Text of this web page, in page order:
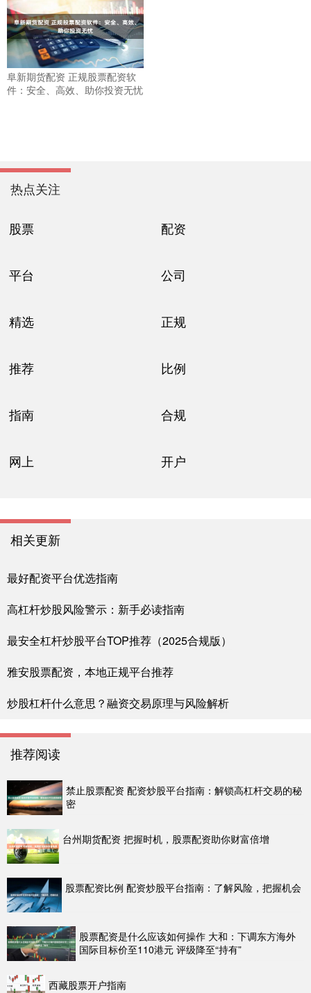
阜新期货配资 正规股票配资软
件：安全、高效、助你投资无忧
热点关注
股票 配资
平台 公司
精选 正规
推荐 比例
指南 合规
网上 开户
相关更新
最好配资平台优选指南
高杠杆炒股风险警示：新手必读指南
最安全杠杆炒股平台TOP推荐（2025合规版）
雅安股票配资，本地正规平台推荐
炒股杠杆什么意思？融资交易原理与风险解析
推荐阅读
禁止股票配资 配资炒股平台指南：解锁高杠杆交易的秘
密
台州期货配资 把握时机，股票配资助你财富倍增
股票配资比例 配资炒股平台指南：了解风险，把握机会
股票配资是什么应该如何操作 大和：下调东方海外
国际目标价至110港元 评级降至“持有”
西藏股票开户指南